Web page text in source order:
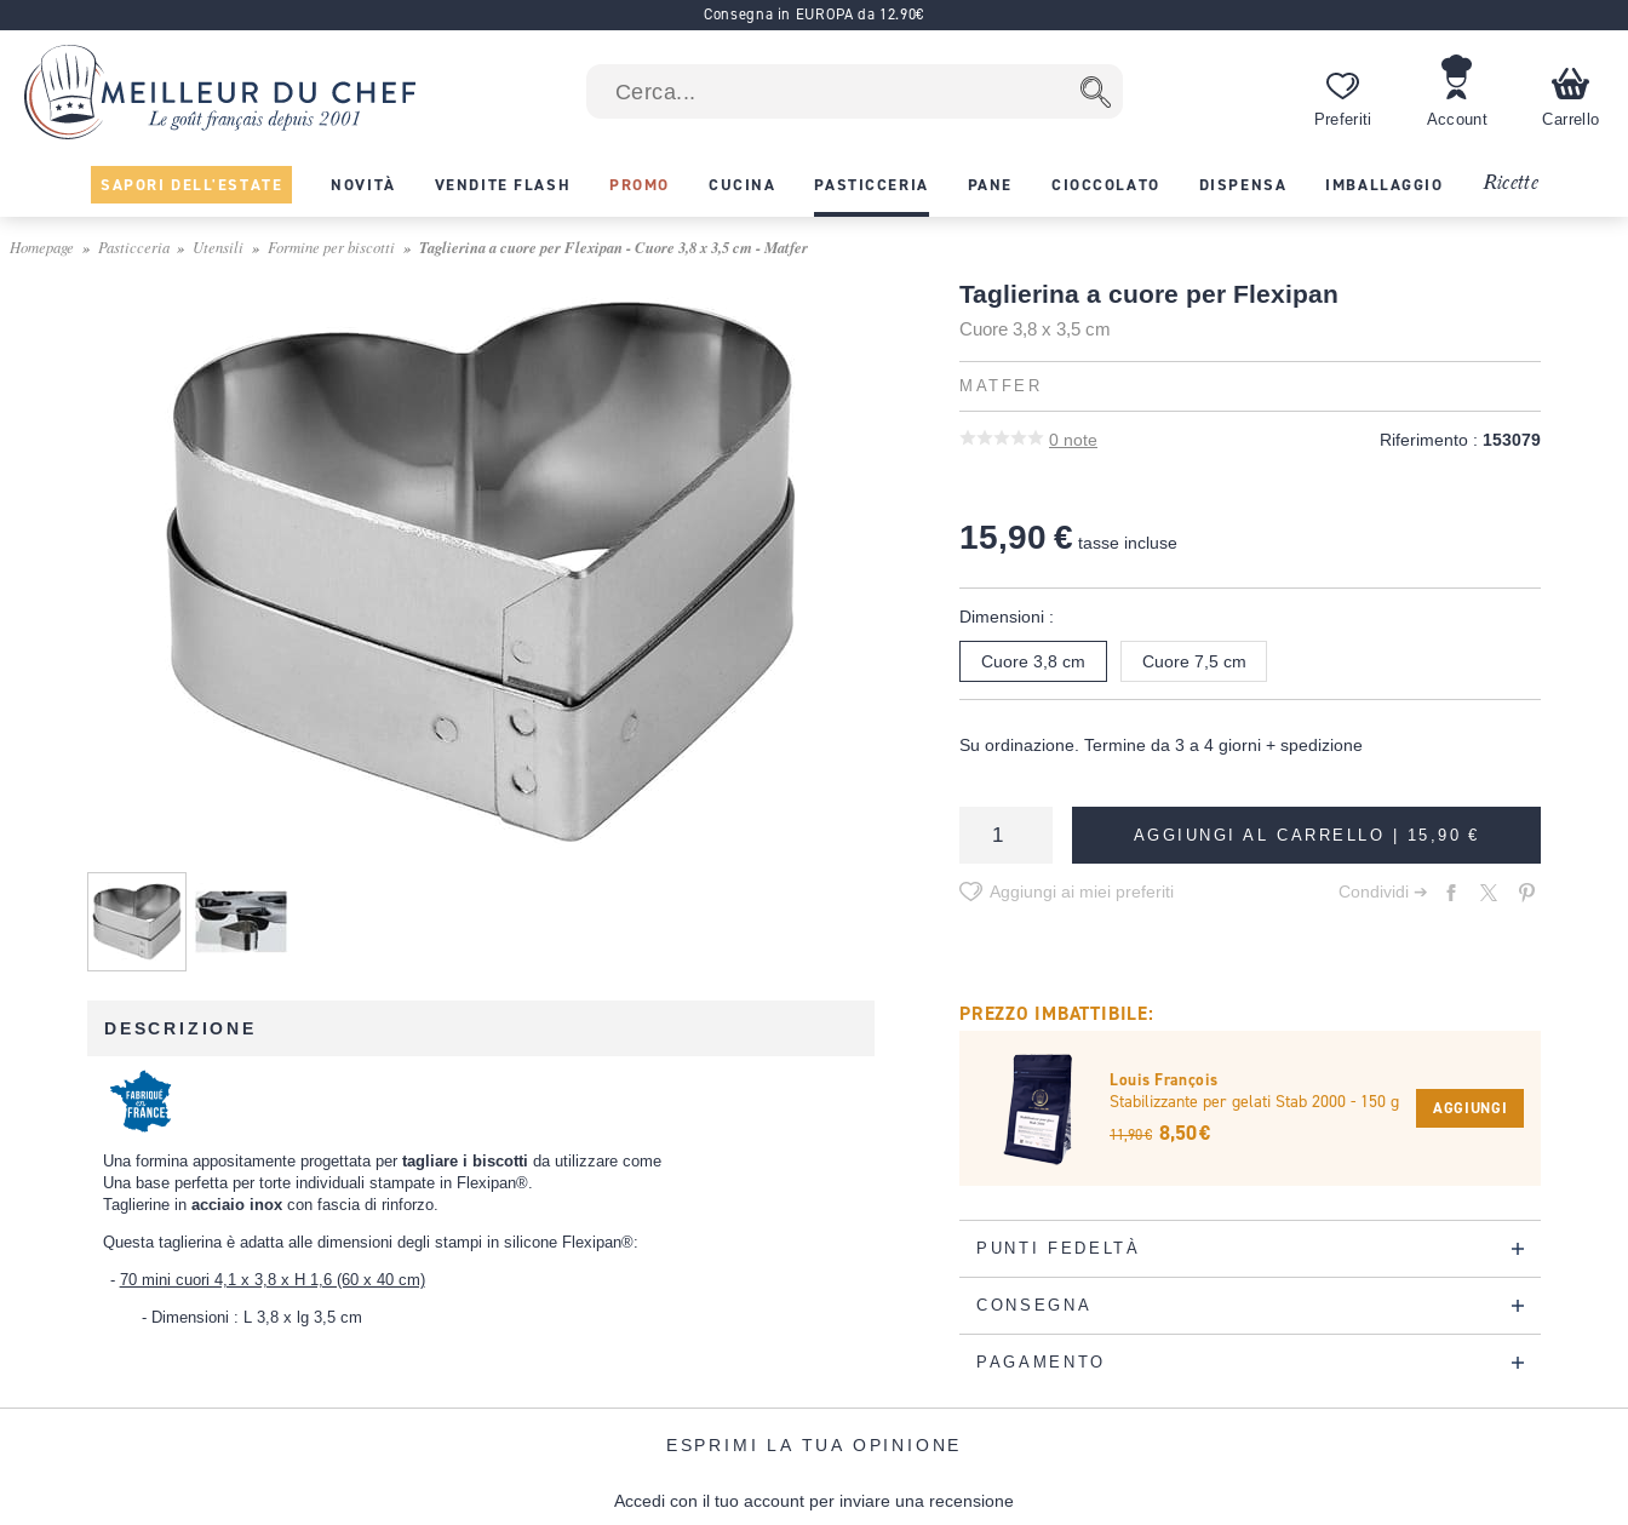
Consegna in EUROPA da 12.90€
Preferiti Account Carrello
SAPORI DELL'ESTATE NOVITÀ VENDITE FLASH PROMO CUCINA PASTICCERIA PANE CIOCCOLATO DISPENSA IMBALLAGGIO Ricette
Homepage Pasticceria Utensili Formine per biscotti Taglierina a cuore per Flexipan - Cuore 3,8 x 3,5 cm - Matfer
Taglierina a cuore per Flexipan
Cuore 3,8 x 3,5 cm
MATFER
0 note Riferimento : 153079
15,90 € tasse incluse
Dimensioni :
Cuore 3,8 cm Cuore 7,5 cm
Su ordinazione. Termine da 3 a 4 giorni + spedizione
AGGIUNGI AL CARRELLO | 15,90 €
Aggiungi ai miei preferiti Condividi ➔
DESCRIZIONE
Una formina appositamente progettata pertagliare i biscotti da utilizzare come
Una base perfetta per torte individuali stampate in Flexipan®.
Taglierine inacciaio inox con fascia di rinforzo.
Questa taglierina è adatta alle dimensioni degli stampi in silicone Flexipan®:
70 mini cuori 4,1 x 3,8 x H 1,6 (60 x 40 cm)
Dimensioni : L 3,8 x lg 3,5 cm
PREZZO IMBATTIBILE:
Louis François
Stabilizzante per gelati Stab 2000 - 150 g
11,90 € 8,50 €
AGGIUNGI
PUNTI FEDELTÀ
CONSEGNA
PAGAMENTO
ESPRIMI LA TUA OPINIONE
Accedi con il tuo account per inviare una recensione